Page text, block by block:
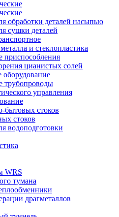
обработки деталей насыпью
сушки деталей
и стеклопластика
приспособления
цианистых солей
трубопроводы
управления
бытовых стоков
стоков
водоподготовки
WRS
тумана
драгметаллов